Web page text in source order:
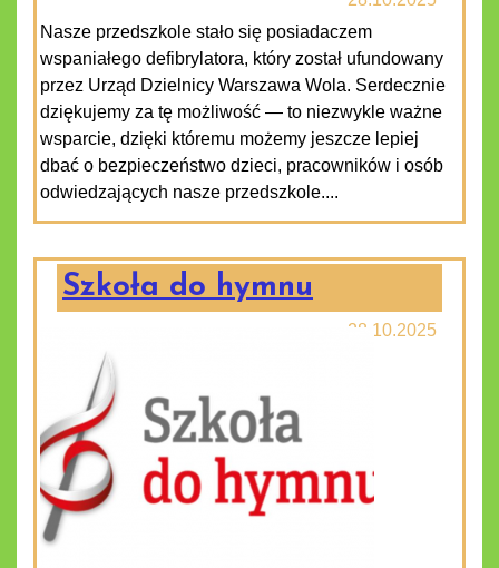
Nasze przedszkole stało się posiadaczem
wspaniałego defibrylatora, który został ufundowany
przez Urząd Dzielnicy Warszawa Wola. Serdecznie
dziękujemy za tę możliwość — to niezwykle ważne
wsparcie, dzięki któremu możemy jeszcze lepiej
dbać o bezpieczeństwo dzieci, pracowników i osób
odwiedzających nasze przedszkole....
Szkoła do hymnu
28.10.2025